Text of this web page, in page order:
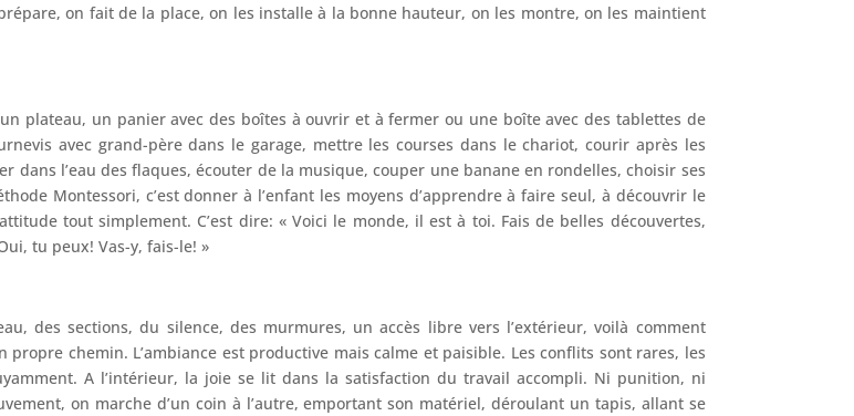
on fait de la place, on les installe à la bonne hauteur, on les montre, on les maintient
plateau, un panier avec des boîtes à ouvrir et à fermer ou une boîte avec des tablettes de
avec grand-père dans le garage, mettre les courses dans le chariot, courir après les
dans l’eau des flaques, écouter de la musique, couper une banane en rondelles, choisir ses
Montessori, c’est donner à l’enfant les moyens d’apprendre à faire seul, à découvrir le
tout simplement. C’est dire: « Voici le monde, il est à toi. Fais de belles découvertes,
tu peux! Vas-y, fais-le! »
des sections, du silence, des murmures, un accès libre vers l’extérieur, voilà comment
chemin. L’ambiance est productive mais calme et paisible. Les conflits sont rares, les
A l’intérieur, la joie se lit dans la satisfaction du travail accompli. Ni punition, ni
on marche d’un coin à l’autre, emportant son matériel, déroulant un tapis, allant se